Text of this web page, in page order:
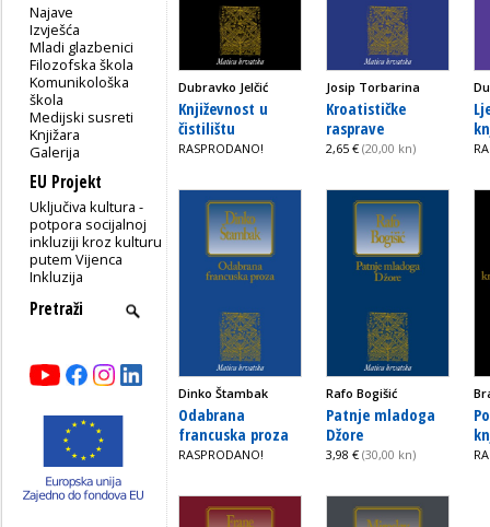
Najave
Izvješća
Mladi glazbenici
Filozofska škola
Komunikološka
škola
Medijski susreti
Knjižara
Galerija
EU Projekt
Uključiva kultura -
potpora socijalnoj
inkluziji kroz kulturu
putem Vijenca
Inkluzija
Dubravko Jelčić
Književnost u
čistilištu
RASPRODANO!
Josip Torbarina
Kroatističke
rasprave
2,65 € (20,00 kn)
Dinko Štambak
Odabrana
francuska proza
RASPRODANO!
Rafo Bogišić
Patnje mladoga
Džore
3,98 € (30,00 kn)